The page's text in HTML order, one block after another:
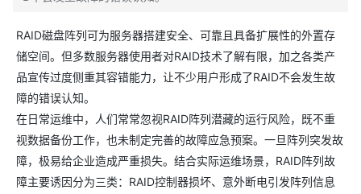
RAID磁盘阵列可为服务器搭建安全、可靠且具备扩展性的外置存
储空间。但多数服务器使用者对RAID技术了解有限，加之各类产
品宣传过度侧重其容错能力，让不少用户形成了RAID不会发生故
障的错误认知。
在日常运维中，人们常常忽视RAID阵列潜藏的运行风险，既不重
视数据备份工作，也未制定完善的故障应急预案。一旦阵列突发故
障，极易给企业造成严重损失。结合实际运维场景，RAID阵列故
障主要诱因分为三类：RAID控制器损坏、意外断电引发阵列信息